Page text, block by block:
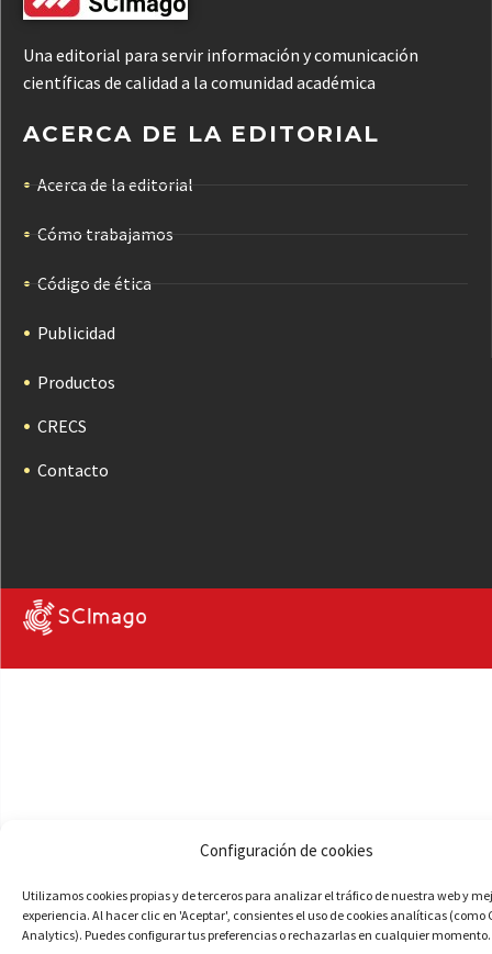
Configuración de cookies
Utilizamos cookies propias y de terceros para analizar el tráfico de nuestra web y
experiencia. Al hacer clic en 'Aceptar', consientes el uso de cookies analíticas (como
Analytics). Puedes configurar tus preferencias o rechazarlas en cualquier momento.
Una editorial para servir información y comunicación
científicas de calidad a la comunidad académica
ACERCA DE LA EDITORIAL
Acerca de la editorial
Cómo trabajamos
Código de ética
Publicidad
Productos
CRECS
Contacto